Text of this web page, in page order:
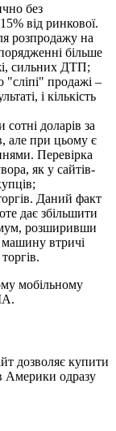
без
від ринкової.
розпродажу на
більше
сильних ДТП;
"сліпі" продажі –
і кількість
доларів за
але при цьому є
Перевірка
як у сайтів-
Даний факт
дає збільшити
розширивши
втричі
мобільному
дозволяє купити
Америки одразу